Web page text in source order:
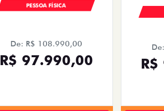
PESSOA FÍSICA
De: R$ 108.990,00
R$ 97.990,00